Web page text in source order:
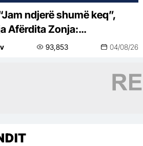
Afërdita Zonja:
nuk e kam takuar në
93,853 04/08/26